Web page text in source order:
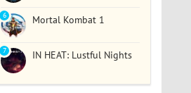
Mortal Kombat 1
6
IN HEAT: Lustful Nights
7